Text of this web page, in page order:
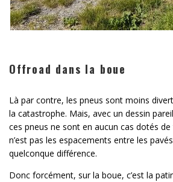
Offroad dans la boue
Là par contre, les pneus sont moins
la catastrophe. Mais, avec un dessin
ces pneus ne sont en aucun cas dotés
n’est pas les espacements entre les
quelconque différence.
Donc forcément, sur la boue, c’est la